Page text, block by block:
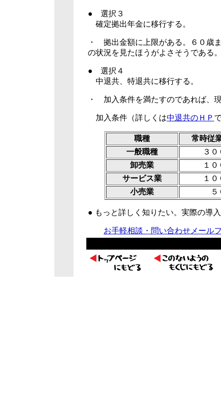
● 選択３
確定拠出年金に移行する。
・ 拠出金額に上限がある。６０歳
の状況を見たほうがよさそうである
● 選択４
中退共、特退共に移行する。
・ 加入条件を満たすのであれば、
加入条件（詳しくは中退共のＨＰ
職種
常時従
一般職種
３
卸売業
１
サービス業
１
小売業
● もっと詳しく知りたい。実際の
お手軽相談・問い合わせメール